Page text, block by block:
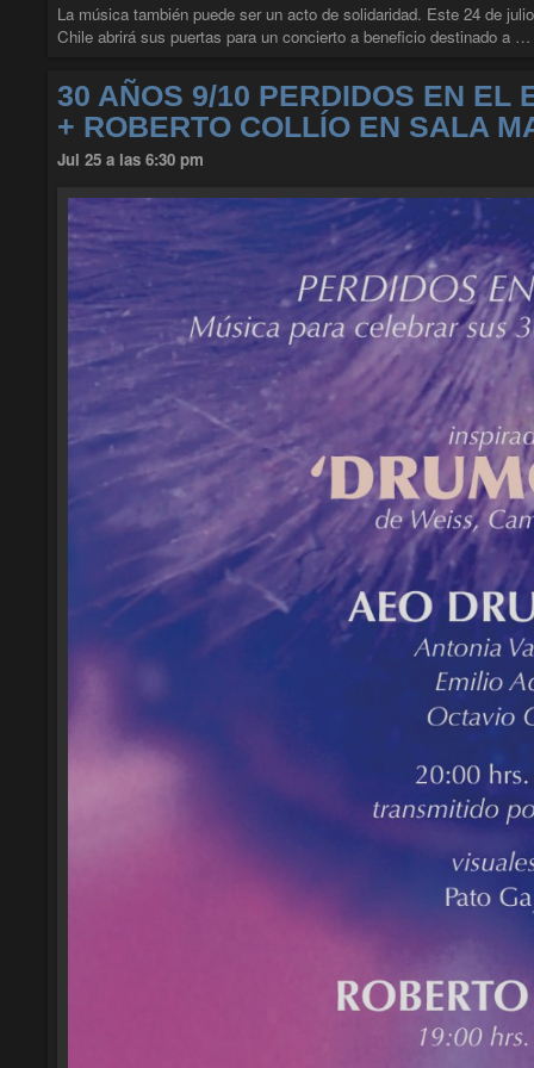
La música también puede ser un acto de solidaridad. Este 24 de
Chile abrirá sus puertas para un concierto a beneficio destinado a
30 AÑOS 9/10 PERDIDOS EN EL
+ ROBERTO COLLÍO EN SALA
Jul 25 a las 6:30 pm